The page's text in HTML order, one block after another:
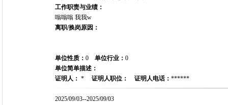
工作职责与业绩：
嗡嗡嗡 我我w
离职/换岗原因：
单位性质： 0 单位行业： 0
单位简单描述：
证明人： * 证明人职位： 证明人电话： ******
2025/09/03--2025/09/03